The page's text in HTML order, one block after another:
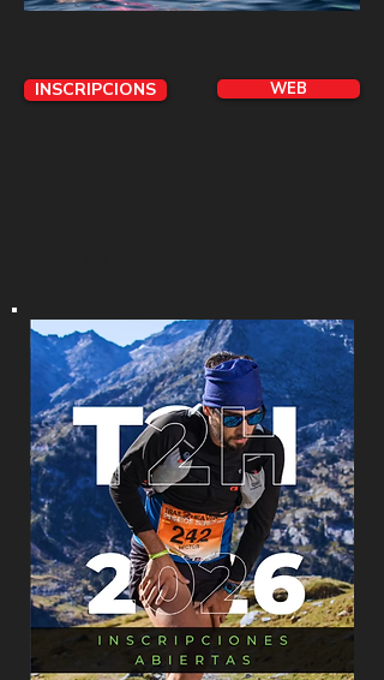
INSCRIPCIONS WEB